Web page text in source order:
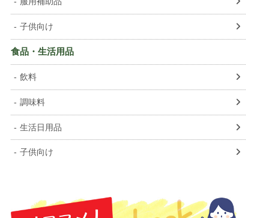
子供向け
食品・生活用品
飲料
調味料
生活日用品
子供向け